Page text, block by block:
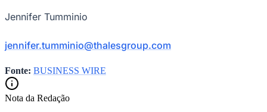
Jennifer Tumminio
jennifer.tumminio@thalesgroup.com
Fonte: BUSINESS WIRE
Nota da Redação